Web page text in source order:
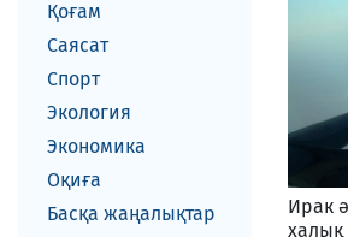
Қоғам
Саясат
Спорт
Экология
Экономика
Оқиға
Басқа жаңалықтар
Ирак
халық